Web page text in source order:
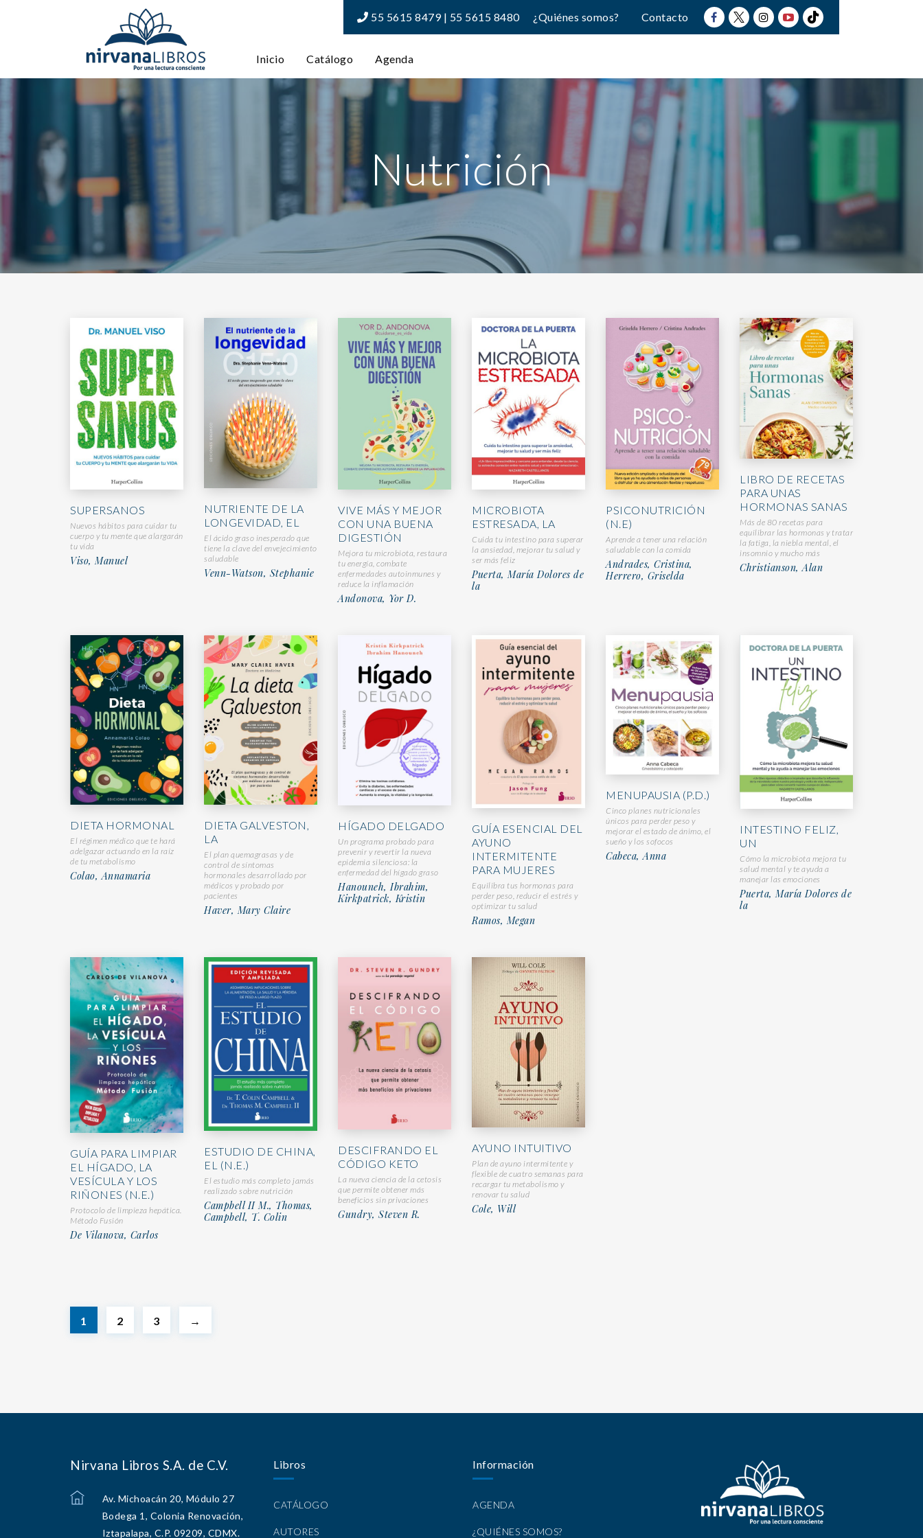
55 5615 8479 | 55 5615 8480 ¿Quiénes somos? Contacto
Inicio Catálogo Agenda
Nutrición
SUPERSANOS
Nuevos hábitos para cuidar tu
cuerpo y tu mente que alargarán
tu vida
Viso, Manuel
NUTRIENTE DE LA
LONGEVIDAD, EL
El ácido graso inesperado que
tiene la clave del envejecimiento
saludable
Venn-Watson, Stephanie
VIVE MÁS Y MEJOR
CON UNA BUENA
DIGESTIÓN
Mejora tu microbiota, restaura
tu energía, combate
enfermedades autoinmunes y
reduce la inflamación
Andonova, Yor D.
MICROBIOTA
ESTRESADA, LA
Cuida tu intestino para superar
la ansiedad, mejorar tu salud y
ser más feliz
Puerta, María Dolores de
la
PSICONUTRICIÓN
(N.E)
Aprende a tener una relación
saludable con la comida
Andrades, Cristina,
Herrero, Griselda
LIBRO DE RECETAS
PARA UNAS
HORMONAS SANAS
Más de 80 recetas para
equilibrar las hormonas y tratar
la fatiga, la niebla mental, el
insomnio y mucho más
Christianson, Alan
DIETA HORMONAL
El régimen médico que te hará
adelgazar actuando en la raíz
de tu metabolismo
Colao, Annamaria
DIETA GALVESTON,
LA
El plan quemagrasas y de
control de síntomas
hormonales desarrollado por
médicos y probado por
pacientes
Haver, Mary Claire
HÍGADO DELGADO
Un programa probado para
prevenir y revertir la nueva
epidemia silenciosa: la
enfermedad del hígado graso
Hanouneh, Ibrahim,
Kirkpatrick, Kristin
GUÍA ESENCIAL DEL
AYUNO
INTERMITENTE
PARA MUJERES
Equilibra tus hormonas para
perder peso, reducir el estrés y
optimizar tu salud
Ramos, Megan
MENUPAUSIA (P.D.)
Cinco planes nutricionales
únicos para perder peso y
mejorar el estado de ánimo, el
sueño y los sofocos
Cabeca, Anna
INTESTINO FELIZ,
UN
Cómo la microbiota mejora tu
salud mental y te ayuda a
manejar las emociones
Puerta, María Dolores de
la
GUÍA PARA LIMPIAR
EL HÍGADO, LA
VESÍCULA Y LOS
RIÑONES (N.E.)
Protocolo de limpieza hepática.
Método Fusión
De Vilanova, Carlos
ESTUDIO DE CHINA,
EL (N.E.)
El estudio más completo jamás
realizado sobre nutrición
Campbell II M., Thomas,
Campbell, T. Colin
DESCIFRANDO EL
CÓDIGO KETO
La nueva ciencia de la cetosis
que permite obtener más
beneficios sin privaciones
Gundry, Steven R.
AYUNO INTUITIVO
Plan de ayuno intermitente y
flexible de cuatro semanas para
recargar tu metabolismo y
renovar tu salud
Cole, Will
1 2 3 →
Nirvana Libros S.A. de C.V.
Av. Michoacán 20, Módulo 27
Bodega 1, Colonia Renovación,
Iztapalapa, C.P. 09209, CDMX.
Libros
CATÁLOGO
AUTORES
Información
AGENDA
¿QUIÉNES SOMOS?